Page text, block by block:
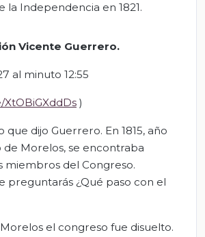
la Independencia en 1821.
Vicente Guerrero.
al minuto 12:55
)
dijo Guerrero. En 1815, año
de Morelos, se encontraba
miembros del Congreso.
preguntarás ¿Qué paso con el
el congreso fue disuelto.